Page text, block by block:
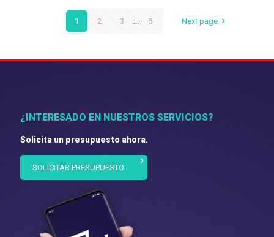
1 2 3 6 Next page
¿INTERESADO EN NUESTROS SERVICIOS?
Solicita un presupuesto ahora.
SOLICITAR PRESUPUESTO